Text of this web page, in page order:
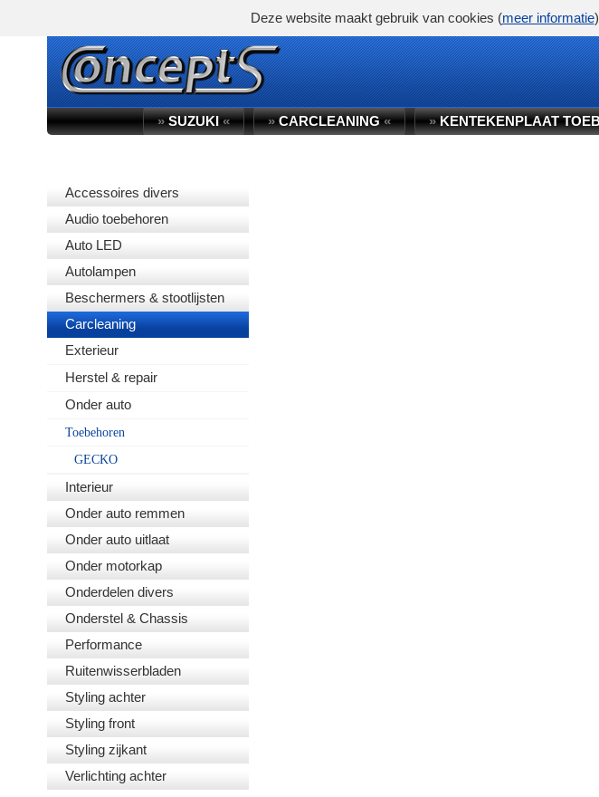
»SUZUKI« »CARCLEANING« »KENTEKENPLAAT
Accessoires divers
Audio toebehoren
Auto LED
Autolampen
Beschermers & stootlijsten
Carcleaning
Exterieur
Herstel & repair
Onder auto
Toebehoren
GECKO
Interieur
Onder auto remmen
Onder auto uitlaat
Onder motorkap
Onderdelen divers
Onderstel & Chassis
Performance
Ruitenwisserbladen
Styling achter
Styling front
Styling zijkant
Verlichting achter
Deze website maakt gebruik van cookies (meer informatie)